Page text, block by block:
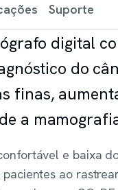
Suporte
digital
do
finas,
a
e baixa
ao